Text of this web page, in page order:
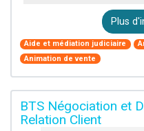
Plus
Aide et médiation judiciaire
Animation de vente
BTS Négociation et
Relation Client